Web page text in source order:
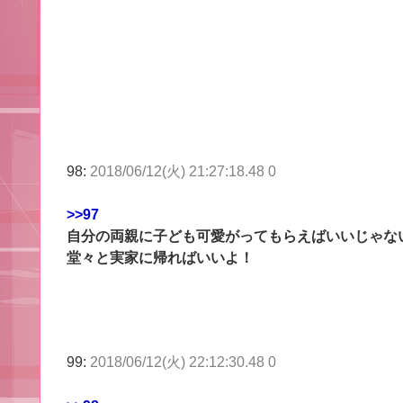
98: 2018/06/12(火) 21:27:18.48 0
>>97
自分の両親に子ども可愛がってもらえばいいじゃな
堂々と実家に帰ればいいよ！
99: 2018/06/12(火) 22:12:30.48 0